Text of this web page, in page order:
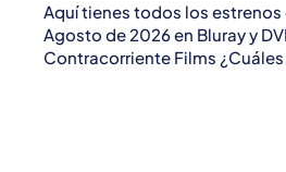
Aquí tienes todos los estrenos
Agosto de 2026 en Bluray y
Contracorriente Films